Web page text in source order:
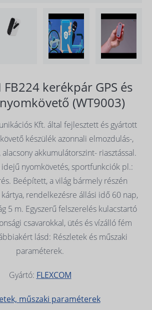
FB224 kerékpár GPS és
(WT9003)
Kft. által fejlesztett és gyártott
készülék azonnali elmozdulás-,
akkumulátorszint- riasztással.
nyomkövetés, sportfunkciók pl.:
Beépített, a világ bármely részén
rendelkezésre állási idő 60 nap,
5 m. Egyszerű felszerelés kulacstartó
csavarokkal, ütés és vízálló fém
lásd: Részletek és műszaki
paraméterek.
Gyártó: FLEXCOM
műszaki paraméterek